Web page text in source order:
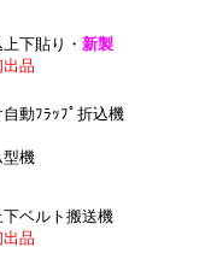
下貼り・ 新製
出品
動ﾌﾗｯﾌﾟ折込機
型機
下ベルト搬送機
出品